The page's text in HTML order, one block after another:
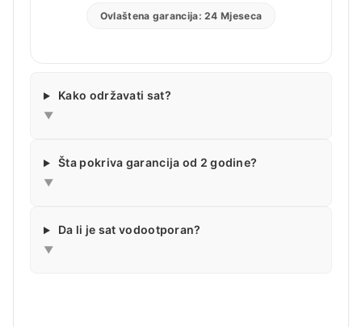
Ovlaštena garancija: 24 Mjeseca
Kako održavati sat?
▼
Šta pokriva garancija od 2 godine?
▼
Da li je sat vodootporan?
▼